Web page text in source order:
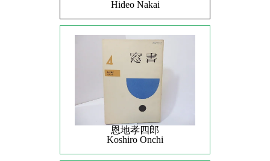
Hideo Nakai
恩地孝四郎
Koshiro Onchi